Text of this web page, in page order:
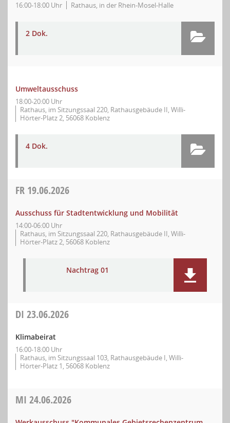
16:00-18:00 Uhr Rathaus, in der Rhein-Mosel-Halle
2 Dok.
Umweltausschuss
18:00-20:00 Uhr
Rathaus, im Sitzungssaal 220, Rathausgebäude II, Willi-
Hörter-Platz 2, 56068 Koblenz
4 Dok.
FR 19.06.2026
Ausschuss für Stadtentwicklung und Mobilität
14:00-06:00 Uhr
Rathaus, im Sitzungssaal 220, Rathausgebäude II, Willi-
Hörter-Platz 2, 56068 Koblenz
Nachtrag 01
DI 23.06.2026
Klimabeirat
16:00-18:00 Uhr
Rathaus, im Sitzungssaal 103, Rathausgebäude I, Willi-
Hörter-Platz 1, 56068 Koblenz
MI 24.06.2026